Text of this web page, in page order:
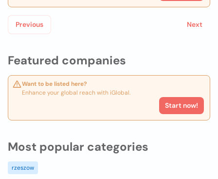
Featured companies
Want to be listed here?
Enhance your global reach with iGlobal.
Start now!
Previous Next
Most popular categories
rzeszow